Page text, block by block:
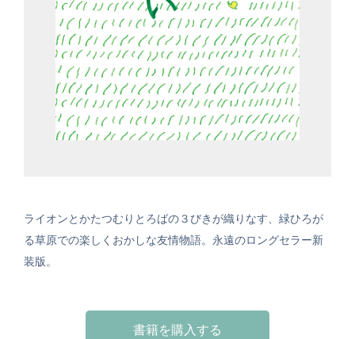
ライオンとかたつむりとろばの３びきが織りなす、緑ひろが
る草原での楽しくおかしな友情物語。永遠のロングセラー新
装版。
書籍を購入する